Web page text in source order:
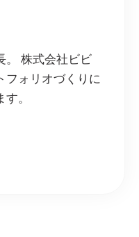
。 株式会社ビビ
フォリオづくりに
。